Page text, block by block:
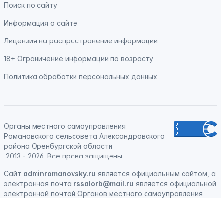
Поиск по сайту
Информация о сайте
Лицензия на распространение информации
18+ Ограничение информации по возрасту
Политика обработки персональных данных
Органы местного самоуправления
Романовского сельсовета Александровского
района Оренбургской области
2013 - 2026. Все права защищены.
Сайт adminromanovsky.ru является официальным сайтом, а
электронная почта rssalorb@mail.ru является официальной
электронной почтой Органов местного самоуправления